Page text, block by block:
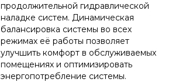
продолжительной гидравлической
наладке систем. Динамическая
балансировка системы во всех
режимах её работы позволяет
улучшить комфорт в обслуживаемых
помещениях и оптимизировать
энергопотребление системы.